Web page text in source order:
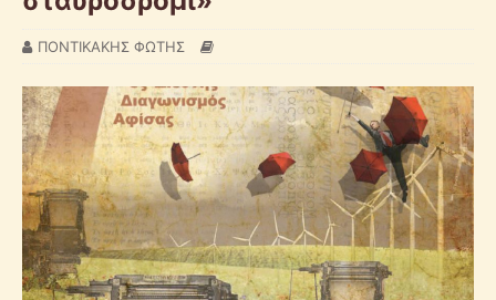
ΠΟΝΤΙΚΑΚΗΣ ΦΩΤΗΣ